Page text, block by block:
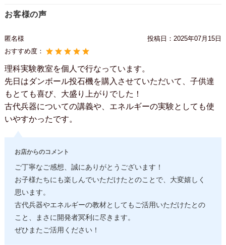
お客様の声
匿名様 投稿日： 2025年07月15日
おすすめ度：
理科実験教室を個人で行なっています。
先日はダンボール投石機を購入させていただいて、子供達
もとても喜び、大盛り上がりでした！
古代兵器についての講義や、エネルギーの実験としても使
いやすかったです。
お店からのコメント
ご丁寧なご感想、誠にありがとうございます！
お子様たちにも楽しんでいただけたとのことで、大変嬉しく
思います。
古代兵器やエネルギーの教材としてもご活用いただけたとの
こと、まさに開発者冥利に尽きます。
ぜひまたご活用ください！